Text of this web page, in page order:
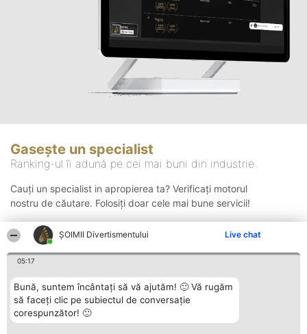
ŞOIMII Divertismentului Live chat
05:17
Bună, suntem încântați să vă ajutăm! 🙂 Vă rugăm
să faceți clic pe subiectul de conversație
corespunzător! 🙂
Gasește un specialist
Ranking-ul îi adună pe cei mai buni din industrie
Cauți un specialist in apropierea ta? Verificați motorul
nostru de căutare. Folosiți doar cele mai bune servicii!